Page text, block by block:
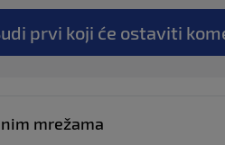
prvi koji će ostaviti
mrežama